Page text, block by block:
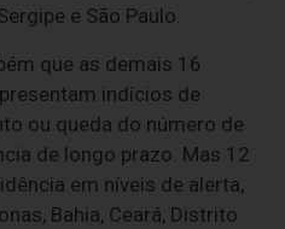
e São Paulo.
que as demais 16
indícios de
ou queda do número de
de longo prazo. Mas 12
em níveis de alerta,
Bahia, Ceará, Distrito